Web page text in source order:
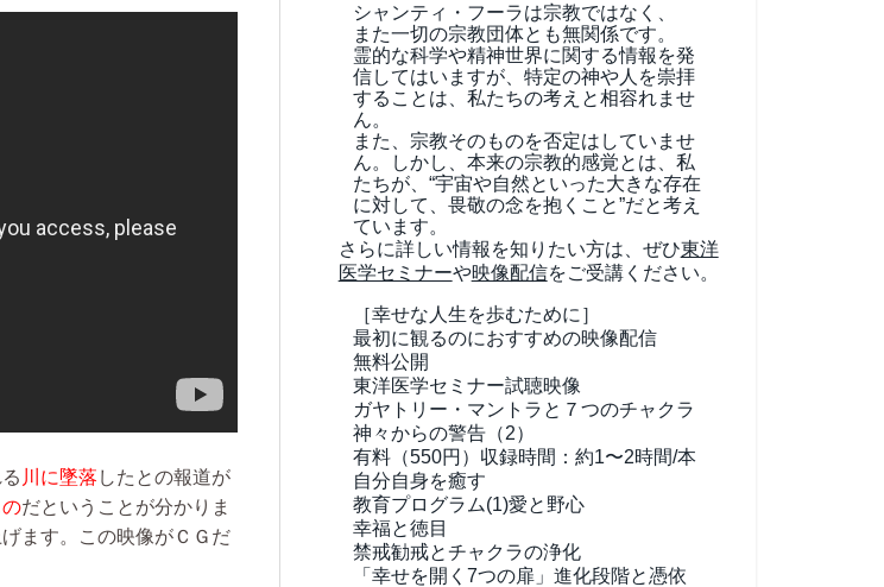
川に墜落 したとの報道が
だということが分かりま
ます。この映像がＣＧだ
シャンティ・フーラは宗教ではなく、
また一切の宗教団体とも無関係です。
霊的な科学や精神世界に関する情報を発
信してはいますが、特定の神や人を崇拝
することは、私たちの考えと相容れませ
ん。
また、宗教そのものを否定はしていませ
ん。しかし、本来の宗教的感覚とは、私
たちが、“宇宙や自然といった大きな存在
に対して、畏敬の念を抱くこと”だと考え
ています。
さらに詳しい情報を知りたい方は、ぜひ東洋
医学セミナーや映像配信をご受講ください。
［幸せな人生を歩むために］
最初に観るのにおすすめの映像配信
無料公開
東洋医学セミナー試聴映像
ガヤトリー・マントラと７つのチャクラ
神々からの警告（2）
有料（550円） 収録時間：約1〜2時間/本
自分自身を癒す
教育プログラム(1)愛と野心
幸福と徳目
禁戒勧戒とチャクラの浄化
「幸せを開く7つの扉」進化段階と憑依